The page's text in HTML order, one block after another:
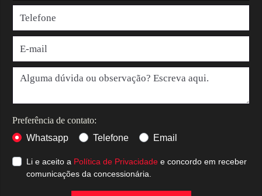
Preferência de contato:
Whatsapp
Telefone Email
Li e aceito a Política de Privacidade e concordo em receber
comunicações da concessionária.